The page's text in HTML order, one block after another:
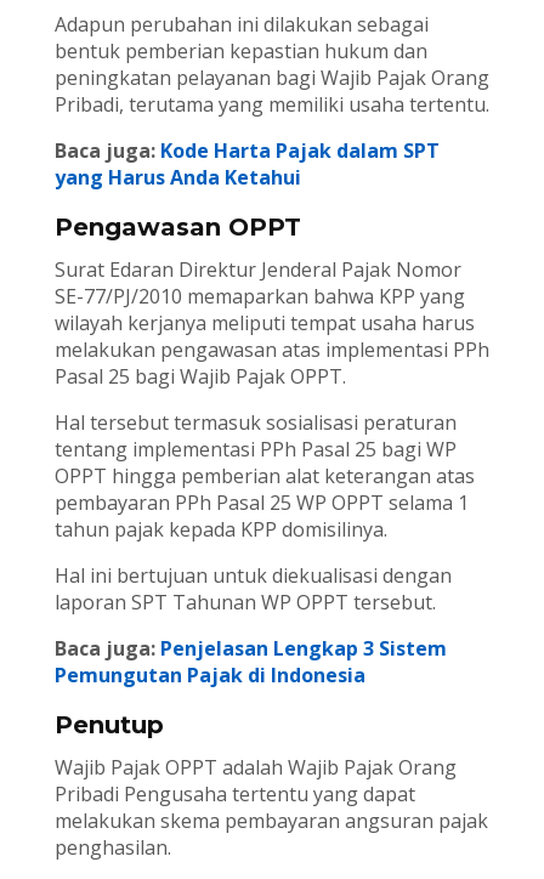
Adapun perubahan ini dilakukan sebagai
bentuk pemberian kepastian hukum dan
peningkatan pelayanan bagi Wajib Pajak Orang
Pribadi, terutama yang memiliki usaha tertentu.
Baca juga: Kode Harta Pajak dalam SPT
yang Harus Anda Ketahui
Pengawasan OPPT
Surat Edaran Direktur Jenderal Pajak Nomor
SE-77/PJ/2010 memaparkan bahwa KPP yang
wilayah kerjanya meliputi tempat usaha harus
melakukan pengawasan atas implementasi PPh
Pasal 25 bagi Wajib Pajak OPPT.
Hal tersebut termasuk sosialisasi peraturan
tentang implementasi PPh Pasal 25 bagi WP
OPPT hingga pemberian alat keterangan atas
pembayaran PPh Pasal 25 WP OPPT selama 1
tahun pajak kepada KPP domisilinya.
Hal ini bertujuan untuk diekualisasi dengan
laporan SPT Tahunan WP OPPT tersebut.
Baca juga: Penjelasan Lengkap 3 Sistem
Pemungutan Pajak di Indonesia
Penutup
Wajib Pajak OPPT adalah Wajib Pajak Orang
Pribadi Pengusaha tertentu yang dapat
melakukan skema pembayaran angsuran pajak
penghasilan.